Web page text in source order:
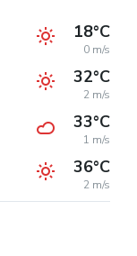
18°C
0 m/s
32°C
2 m/s
33°C
1 m/s
36°C
2 m/s